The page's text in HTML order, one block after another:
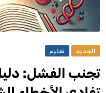
الجديد تعليم
تجنب الفشل: